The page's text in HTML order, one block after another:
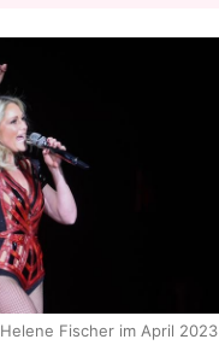
Helene Fischer im April 2023